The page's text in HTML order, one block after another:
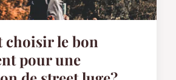
choisir le bon
pour une